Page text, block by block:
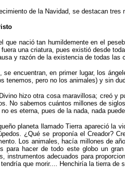
de la Navidad, se destacan tres
que nació tan humildemente en el
fuera una criatura, pues existió desde
y razón de la existencia de todas las
se encuentran, en primer lugar, los
tenemos, pero no los animales) y sin
hizo otra cosa maravillosa; creó y
No sabemos cuántos millones de
es eterna, pues de la nada, nada
planeta llamado Tierra apareció la
¿Qué se proponía el Creador?
Los animales, hacía millones de
para hacer de todo este globo un
instrumentos adecuados para
que morir.... Henchiría la tierra